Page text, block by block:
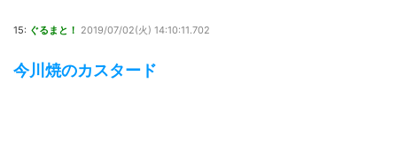
15: ぐるまと！ 2019/07/02(火) 14:10:11.702
今川焼のカスタード